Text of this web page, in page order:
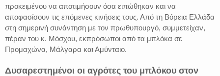
προκειμένου να αποτιμήσουν όσα ειπώθηκαν και να
αποφασίσουν τις επόμενες κινήσεις τους. Από τη Βόρεια Ελλάδα
στη σημερινή συνάντηση με τον πρωθυπουργό, συμμετείχαν,
πέραν του κ. Μόσχου, εκπρόσωποι από τα μπλόκα σε
Προμαχώνα, Μάλγαρα και Αμύνταιο.
Δυσαρεστημένοι οι αγρότες του μπλόκου στον